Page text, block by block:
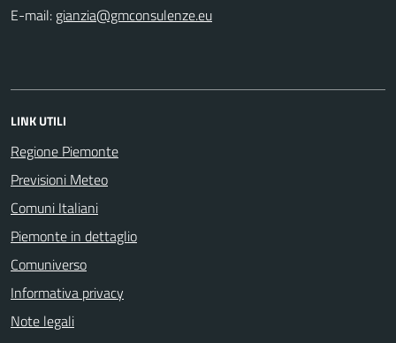
E-mail:
LINK UTILI
Regione Piemonte
Previsioni Meteo
Comuni Italiani
Piemonte in dettaglio
Comuniverso
Informativa privacy
Note legali